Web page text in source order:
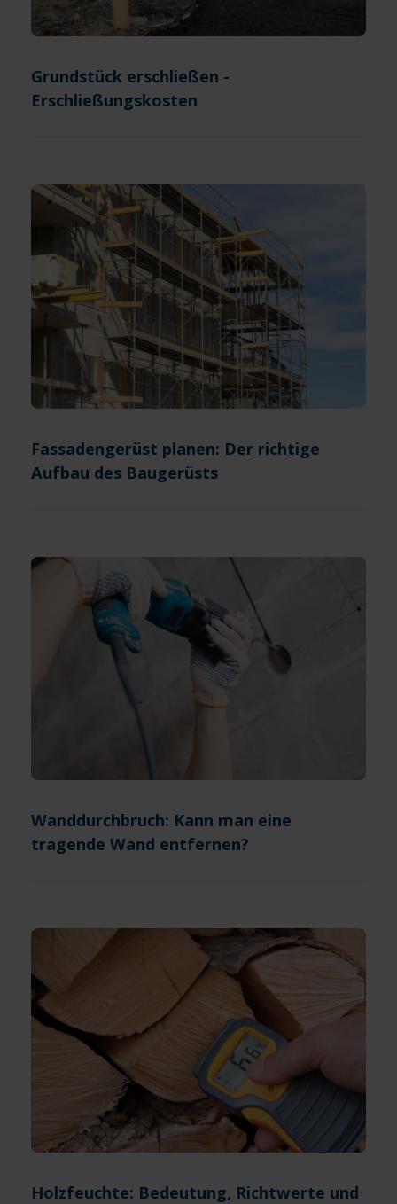
Grundstück erschließen -
Erschließungskosten
Fassadengerüst planen: Der richtige
Aufbau des Baugerüsts
Wanddurchbruch: Kann man eine
tragende Wand entfernen?
Holzfeuchte: Bedeutung, Richtwerte und